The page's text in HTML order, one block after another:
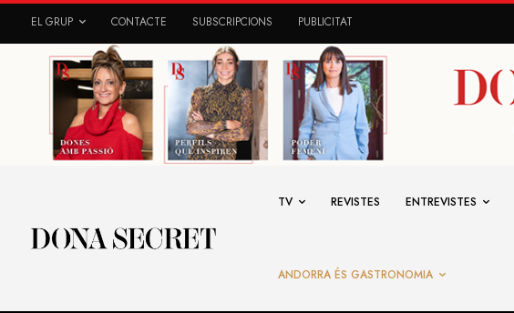
EL GRUP CONTACTE SUBSCRIPCIONS PUBLICITAT
TV REVISTES ENTREVISTES
ANDORRA ÉS GASTRONOMIA